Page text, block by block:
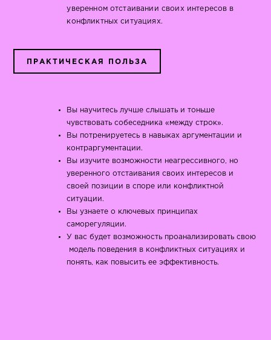
уверенном отстаивании своих интересов в
конфликтных ситуациях.
ПРАКТИЧЕСКАЯ ПОЛЬЗА
Вы научитесь лучше слышать и тоньше
чувствовать собеседника «между строк».
Вы потренируетесь в навыках аргументации и
контраргументации.
Вы изучите возможности неагрессивного, но
уверенного отстаивания своих интересов и
своей позиции в споре или конфликтной
ситуации.
Вы узнаете о ключевых принципах
саморегуляции.
У вас будет возможность проанализировать свою
модель поведения в конфликтных ситуациях и
понять, как повысить ее эффективность.